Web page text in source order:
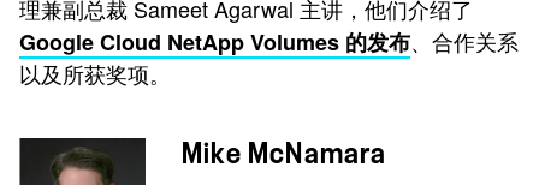
理兼副总裁 Sameet Agarwal 主讲，他们介绍了
Google Cloud NetApp Volumes 的发布、合作关系
以及所获奖项。
Mike McNamara